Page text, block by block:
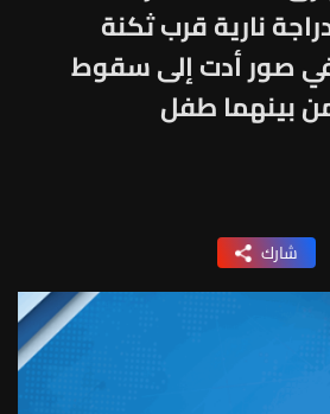
نارية قرب ثكنة
في صور أدت إلى سقوط
بينهما طفل
شارك